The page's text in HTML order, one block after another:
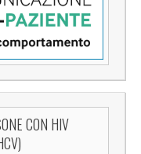
CON HIV